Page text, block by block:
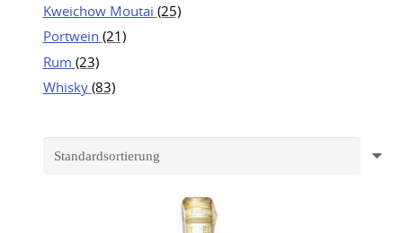
Kweichow Moutai (25)
Portwein (21)
Rum (23)
Whisky (83)